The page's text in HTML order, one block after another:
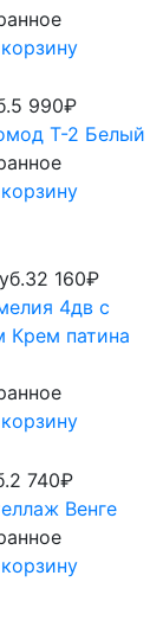
5 990₽
Т-2 Белый
32 160₽
4дв с
Крем патина
2 740₽
Венге